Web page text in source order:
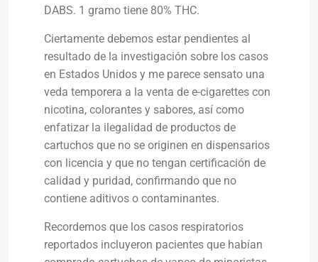
DABS. 1 gramo tiene 80% THC.
Ciertamente debemos estar pendientes al
resultado de la investigación sobre los casos
en Estados Unidos y me parece sensato una
veda temporera a la venta de e-cigarettes con
nicotina, colorantes y sabores, así como
enfatizar la ilegalidad de productos de
cartuchos que no se originen en dispensarios
con licencia y que no tengan certificación de
calidad y puridad, confirmando que no
contiene aditivos o contaminantes.
Recordemos que los casos respiratorios
reportados incluyeron pacientes que habían